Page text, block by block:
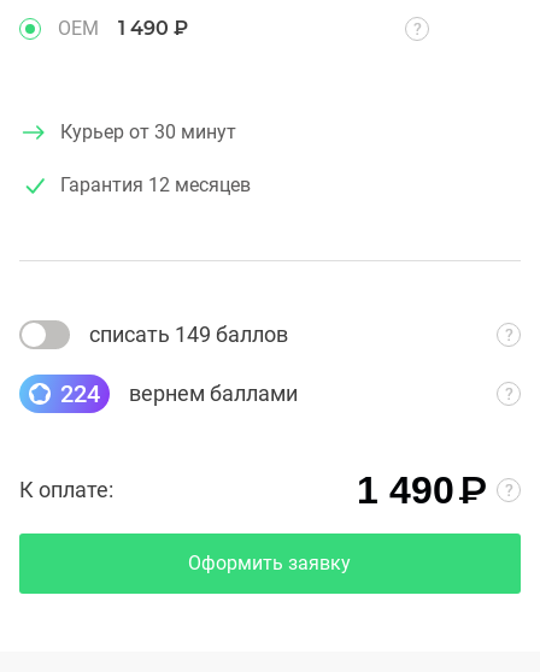
OEM
1 490 ₽
Курьер от 30 минут
Гарантия 12 месяцев
списать 149 баллов
224 вернем баллами
К оплате: 1 490₽
Оформить заявку